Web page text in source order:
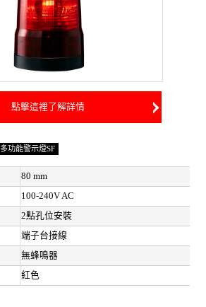
點擊這裡了解詳情
多功能警示燈SF
80 mm
100-240V AC
2點孔位安裝
端子台接線
無蜂鳴器
紅色